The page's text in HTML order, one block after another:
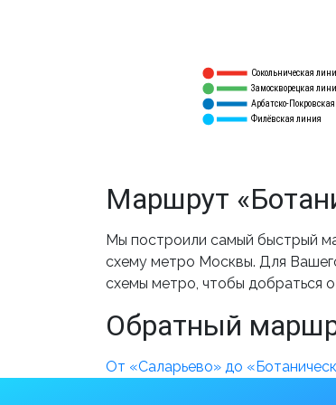
Сокольническая
Замоскворецкая
Арбатско-
Филёвская линия
Маршрут
Мы построили самый быстрый
схему метро Москвы. Для
схемы метро, чтобы добраться
Обратный
От «Саларьево» до